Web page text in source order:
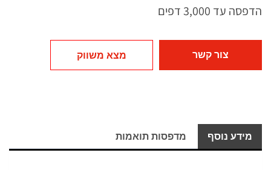
הדפסה עד 3,000 דפים
צור קשר מצא משווק
מידע נוסף מדפסות תואמות